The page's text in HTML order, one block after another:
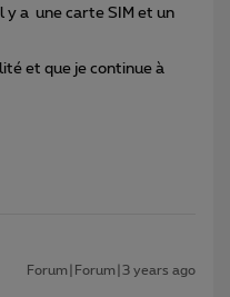
y a une carte SIM et un
et que je continue à
Forum|Forum|3 years ago